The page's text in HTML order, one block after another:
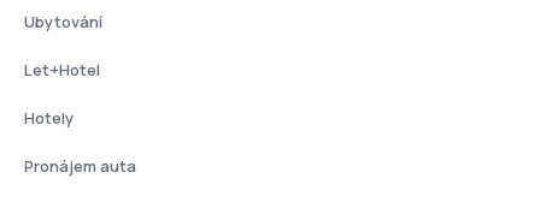
Ubytování
Let+Hotel
Hotely
Pronájem auta